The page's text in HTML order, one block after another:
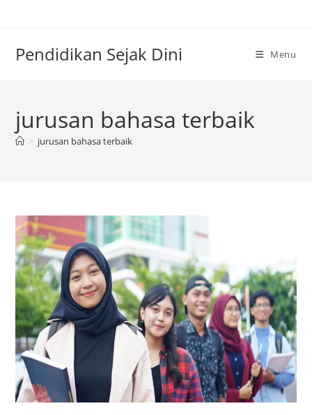
Pendidikan Sejak Dini Menu
jurusan bahasa terbaik
> jurusan bahasa terbaik